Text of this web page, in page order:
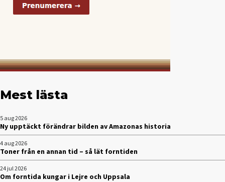
Mest lästa
5 aug 2026
Ny upptäckt förändrar bilden av Amazonas historia
4 aug 2026
Toner från en annan tid – så lät forntiden
24 jul 2026
Om forntida kungar i Lejre och Uppsala